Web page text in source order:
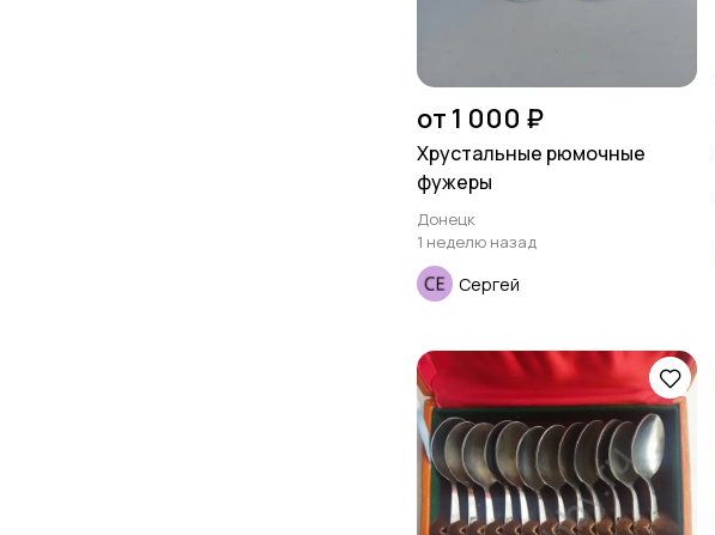
от 1 000 ₽
Хрустальные рюмочные
фужеры
Донецк
1 неделю назад
Сергей